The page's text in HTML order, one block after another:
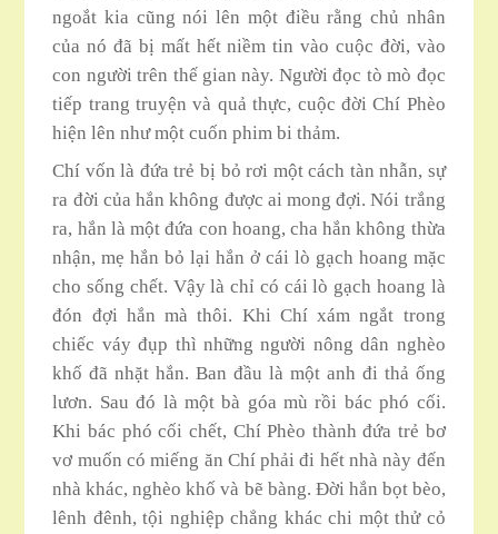
ngoắt kia cũng nói lên một điều rằng chủ nhân
của nó đã bị mất hết niềm tin vào cuộc đời, vào
con người trên thế gian này. Người đọc tò mò đọc
tiếp trang truyện và quả thực, cuộc đời Chí Phèo
hiện lên như một cuốn phim bi thảm.
Chí vốn là đứa trẻ bị bỏ rơi một cách tàn nhẫn, sự
ra đời của hắn không được ai mong đợi. Nói trắng
ra, hắn là một đứa con hoang, cha hắn không thừa
nhận, mẹ hắn bỏ lại hắn ở cái lò gạch hoang mặc
cho sống chết. Vậy là chỉ có cái lò gạch hoang là
đón đợi hắn mà thôi. Khi Chí xám ngắt trong
chiếc váy đụp thì những người nông dân nghèo
khố đã nhặt hắn. Ban đầu là một anh đi thả ống
lươn. Sau đó là một bà góa mù rồi bác phó cối.
Khi bác phó cối chết, Chí Phèo thành đứa trẻ bơ
vơ muốn có miếng ăn Chí phải đi hết nhà này đến
nhà khác, nghèo khố và bẽ bàng. Đời hắn bọt bèo,
lênh đênh, tội nghiệp chẳng khác chi một thử cỏ